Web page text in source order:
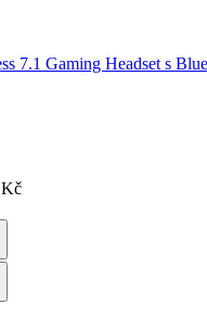
7.1 Gaming Headset s
Kč